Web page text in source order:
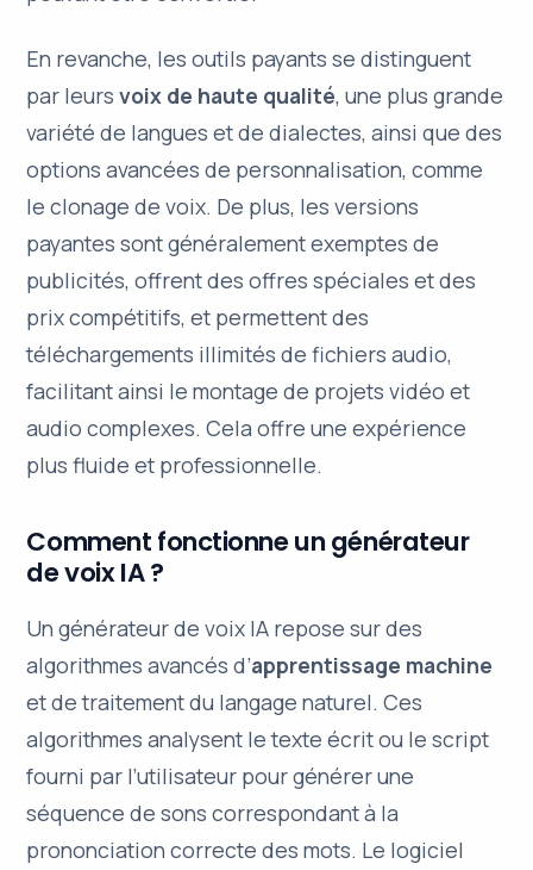
En revanche, les outils payants se distinguent
par leursvoix de haute qualité, une plus grande
variété de langues et de dialectes, ainsi que des
options avancées de personnalisation, comme
leclonage de voix. De plus, les versions
payantes sont généralement exemptes de
publicités, offrent des offres spéciales et des
prix compétitifs, et permettent des
téléchargements illimités de fichiers audio,
facilitant ainsi le montage de projets vidéo et
audio complexes. Cela offre une expérience
plus fluide et professionnelle.
Comment fonctionne un générateur
de voix IA ?
Un générateur de voix IA repose sur des
algorithmes avancés d’apprentissage machine
et detraitement du langage naturel. Ces
algorithmes analysent le texte écrit ou le script
fourni par l’utilisateur pour générer une
séquence de sons correspondant à la
prononciation correcte des mots. Le logiciel